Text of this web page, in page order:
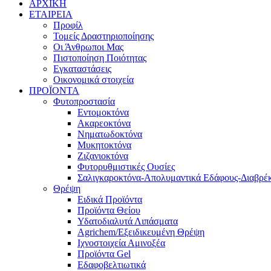
ΑΡΧΙΚΗ
ΕΤΑΙΡΕΙΑ
Προφίλ
Τομείς Δραστηριοποίησης
Οι Άνθρωποι Μας
Πιστοποίηση Ποιότητας
Εγκαταστάσεις
Οικονομικά στοιχεία
ΠΡΟΪΟΝΤΑ
Φυτοπροστασία
Εντομοκτόνα
Ακαρεοκτόνα
Νηματωδοκτόνα
Μυκητοκτόνα
Ζιζανιοκτόνα
Φυτορυθμιστικές Ουσίες
Σαλιγκαροκτόνα-Απολυμαντικά Εδάφους-
Θρέψη
Ειδικά Προϊόντα
Προϊόντα Θείου
Υδατοδιαλυτά Λιπάσματα
Agrichem/Εξειδικευμένη Θρέψη
Ιχνοστοιχεία Αμινοξέα
Προϊόντα Gel
Εδαφοβελτιωτικά